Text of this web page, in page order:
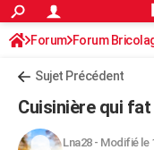
ACTUALITÉS
Politique
Société
Faits Divers
Education
Monde
Villes
+
FINANCE
Forum Forum
Sujet Précédent
Cuisinière qui
Lna28- Modifié le